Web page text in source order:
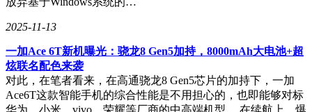
2025-11-13
一加Ace 6T新机曝光：骁龙8 Gen5加持，8000mAh大电池+超
炫联名配色来袭
对此，在笔者看来，在高通骁龙8 Gen5芯片的加持下，一加
Ace6T这款智能手机的综合性能是不用担心的，也即能够对标
华为、小米、vivo、荣耀等厂商的中高端机型。 在续航上，爆